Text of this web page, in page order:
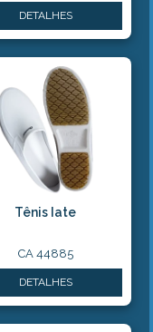
DETALHES
Tênis Iate
CA 44885
DETALHES